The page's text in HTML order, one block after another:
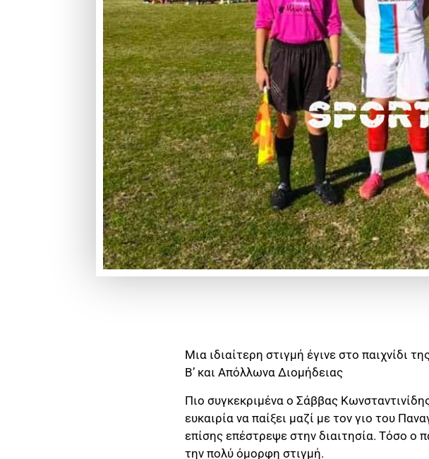
Μια ιδιαίτερη στιγμή έγινε στο παιχνίδι
Β’ και Απόλλωνα Διομήδειας
Πιο συγκεκριμένα ο Σάββας
ευκαιρία να παίξει μαζί με τον γιο του
επίσης επέστρεψε στην διαιτησία. Τόσο ο
την πολύ όμορφη στιγμή.